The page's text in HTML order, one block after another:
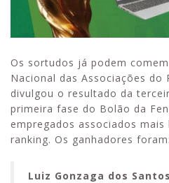
Os sortudos já podem
Nacional das Associações do
divulgou o resultado da
primeira fase do Bolão da
empregados associados
ranking. Os ganhadores foram:
Luiz Gonzaga dos